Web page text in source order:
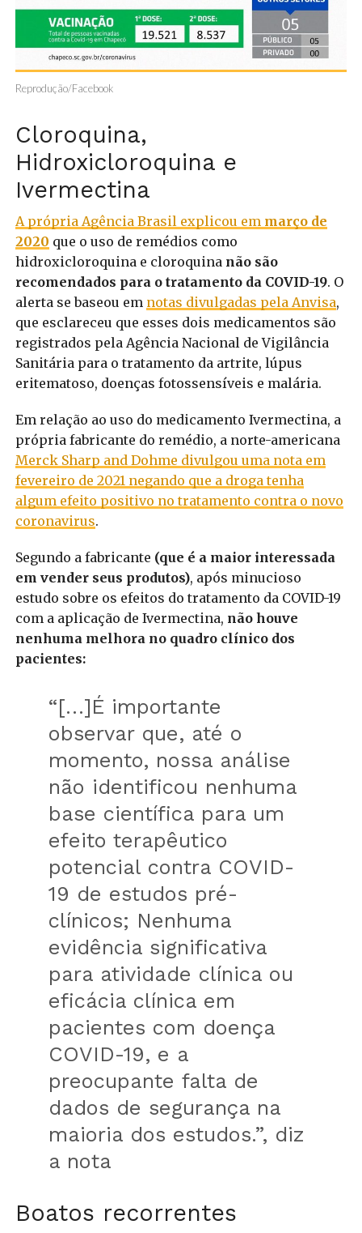
Reprodução/Facebook
Cloroquina,
Hidroxicloroquina e
Ivermectina
A própria Agência Brasil explicou em março de
2020 que o uso de remédios como
hidroxicloroquina e cloroquina não são
recomendados para o tratamento da COVID-19. O
alerta se baseou em notas divulgadas pela Anvisa,
que esclareceu que esses dois medicamentos são
registrados pela Agência Nacional de Vigilância
Sanitária para o tratamento da artrite, lúpus
eritematoso, doenças fotossensíveis e malária.
Em relação ao uso do medicamento Ivermectina, a
própria fabricante do remédio, a norte-americana
Merck Sharp and Dohme divulgou uma nota em
fevereiro de 2021 negando que a droga tenha
algum efeito positivo no tratamento contra o novo
coronavirus.
Segundo a fabricante (que é a maior interessada
em vender seus produtos), após minucioso
estudo sobre os efeitos do tratamento da COVID-19
com a aplicação de Ivermectina, não houve
nenhuma melhora no quadro clínico dos
pacientes:
“[…]É importante
observar que, até o
momento, nossa análise
não identificou nenhuma
base científica para um
efeito terapêutico
potencial contra COVID-
19 de estudos pré-
clínicos; Nenhuma
evidência significativa
para atividade clínica ou
eficácia clínica em
pacientes com doença
COVID-19, e a
preocupante falta de
dados de segurança na
maioria dos estudos.”, diz
a nota
Boatos recorrentes